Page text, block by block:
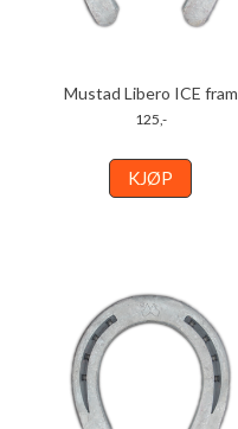
Mustad Libero ICE fram
125,-
KJØP